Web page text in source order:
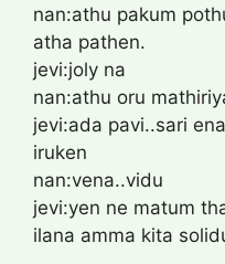
nan:athu pakum
atha pathen.
jevi:joly na
nan:athu oru
jevi:ada pavi..sari
iruken
nan:vena..vidu
jevi:yen ne matum
ilana amma kita